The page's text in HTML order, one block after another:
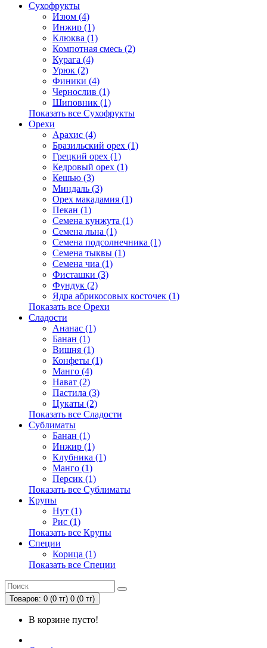
Сухофрукты
Изюм (4)
Инжир (1)
Клюква (1)
Компотная смесь (2)
Курага (4)
Урюк (2)
Финики (4)
Чернослив (1)
Шиповник (1)
Показать все Сухофрукты
Орехи
Арахис (4)
Бразильский орех (1)
Грецкий орех (1)
Кедровый орех (1)
Кешью (3)
Миндаль (3)
Орех макадамия (1)
Пекан (1)
Семена кунжута (1)
Семена льна (1)
Семена подсолнечника (1)
Семена тыквы (1)
Семена чиа (1)
Фисташки (3)
Фундук (2)
Ядра абрикосовых косточек (1)
Показать все Орехи
Сладости
Ананас (1)
Банан (1)
Вишня (1)
Конфеты (1)
Манго (4)
Нават (2)
Пастила (3)
Цукаты (2)
Показать все Сладости
Сублиматы
Банан (1)
Инжир (1)
Клубника (1)
Манго (1)
Персик (1)
Показать все Сублиматы
Крупы
Нут (1)
Рис (1)
Показать все Крупы
Специи
Корица (1)
Показать все Специи
Товаров: 0 (0 тг) 0 (0 тг)
В корзине пусто!